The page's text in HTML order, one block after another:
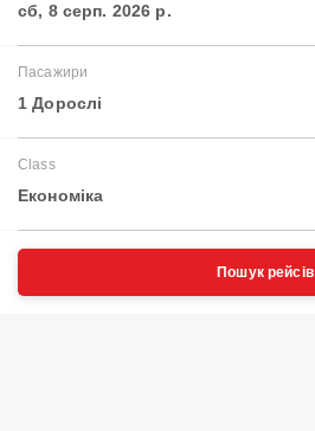
сб, 8 серп. 2026 р.
Пасажири
1 Дорослі
Class
Економіка
Пошук рейсів